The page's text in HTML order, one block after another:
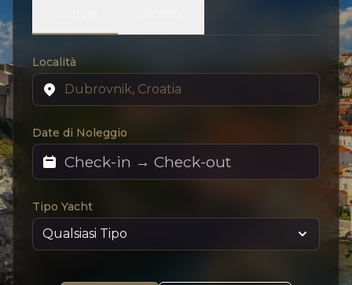
Località
Date di Noleggio
Tipo Yacht